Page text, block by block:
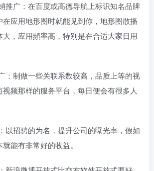
广：在百度或高德导航上标识知名品牌
应用地形图时就能见到你，地形图散播
，应用頻率高，特别是在合适大家日用
制做一些关联系数较高，品质上等的视
频那样的服务平台，每日便会有很多人
招骋的为名，提升公司的曝光率，假如
能有非常好的收益。